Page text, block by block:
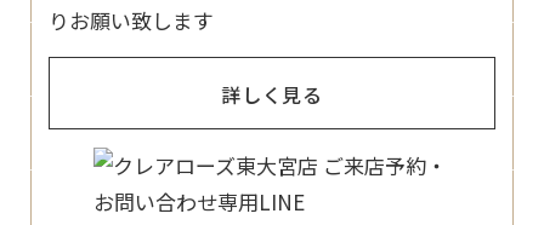
りお願い致します
詳しく見る